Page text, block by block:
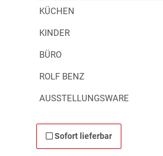
KÜCHEN
KINDER
BÜRO
ROLF BENZ
AUSSTELLUNGSWARE
Sofort lieferbar